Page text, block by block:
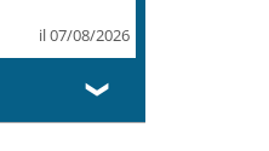
il 07/08/2026
❯